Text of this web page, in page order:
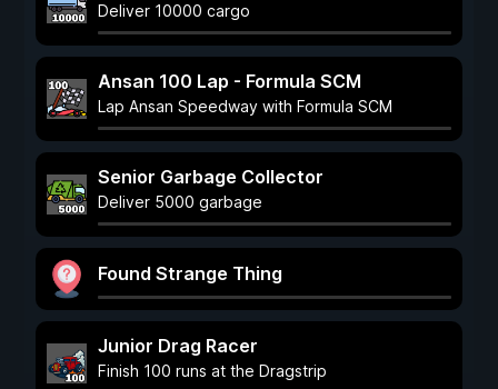
Deliver 10000 cargo
Ansan 100 Lap - Formula SCM
Lap Ansan Speedway with Formula SCM
Senior Garbage Collector
Deliver 5000 garbage
Found Strange Thing
Junior Drag Racer
Finish 100 runs at the Dragstrip